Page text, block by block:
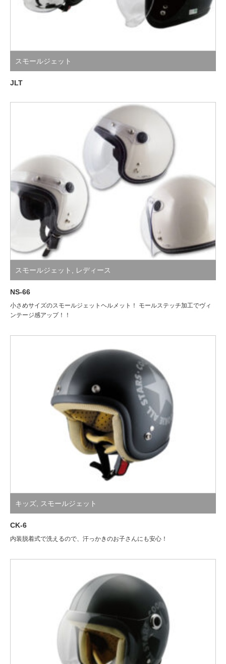
スモールジェット
JLT
スモールジェット レディース
NS-66
小さめサイズのスモールジェットヘルメット！ モールステッチ加工でヴィ
ンテージ感アップ！！
キッズ スモールジェット
CK-6
内装脱着式で洗えるので、汗っかきのお子さんにも安心！